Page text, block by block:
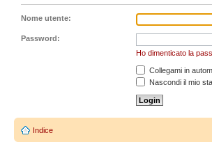
Nome utente:
Password:
Ho dimenticato la
Collegami in
Nascondi il mio
Indice